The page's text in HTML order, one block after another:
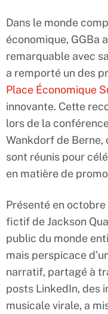
Dans le monde
économique, GGBa
remarquable avec
a remporté un des
Place Économique
innovante. Cette
lors de la
Wankdorf de
sont réunis pour
en matière de
Présenté en octobre
fictif de Jackson
public du monde
mais perspicace
narratif, partagé à
posts LinkedIn, des
musicale virale, a